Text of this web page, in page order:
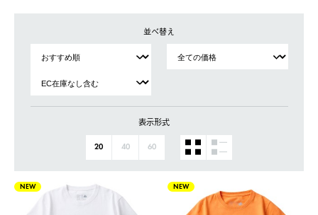
並べ替え
表示形式
20 40 60
NEW NEW